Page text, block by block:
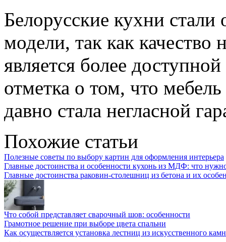
Белорусские кухни стали
модели, так как качество
является более
отметка о том, что
давно стала негласной
Похожие статьи
Полезные советы по выбору картин для оформления интерьера
Главные достоинства и особенности кухонь из МДФ: что
Главные достоинства раковин-столешниц из бетона и их
Что собой представляет сварочный шов: особенности
Грамотное решение при выборе цвета спальни
Как осуществляется установка лестниц из искусственного